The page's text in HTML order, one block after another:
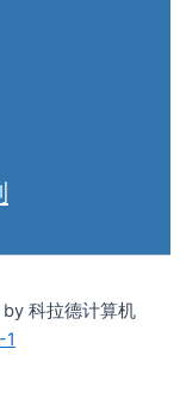
科拉德计算机